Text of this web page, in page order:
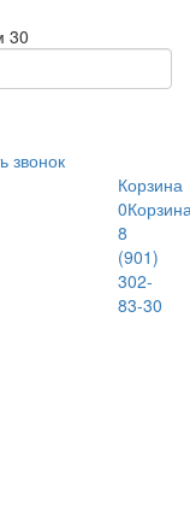
30
звонок
Корзина
0
8
(901)
302-
83-30